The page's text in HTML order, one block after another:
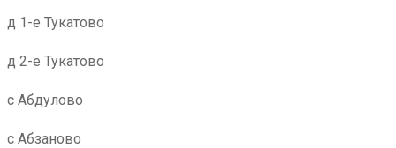
д 1-е Тукатово
д 2-е Тукатово
с Абдулово
с Абзаново